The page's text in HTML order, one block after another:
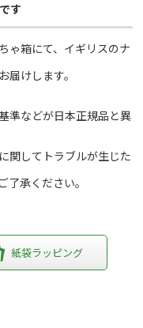
す
ゃ箱にて、イギリスのナ
けします。
準などが日本正規品と異
関してトラブルが生じた
承ください。
紙袋ラッピング